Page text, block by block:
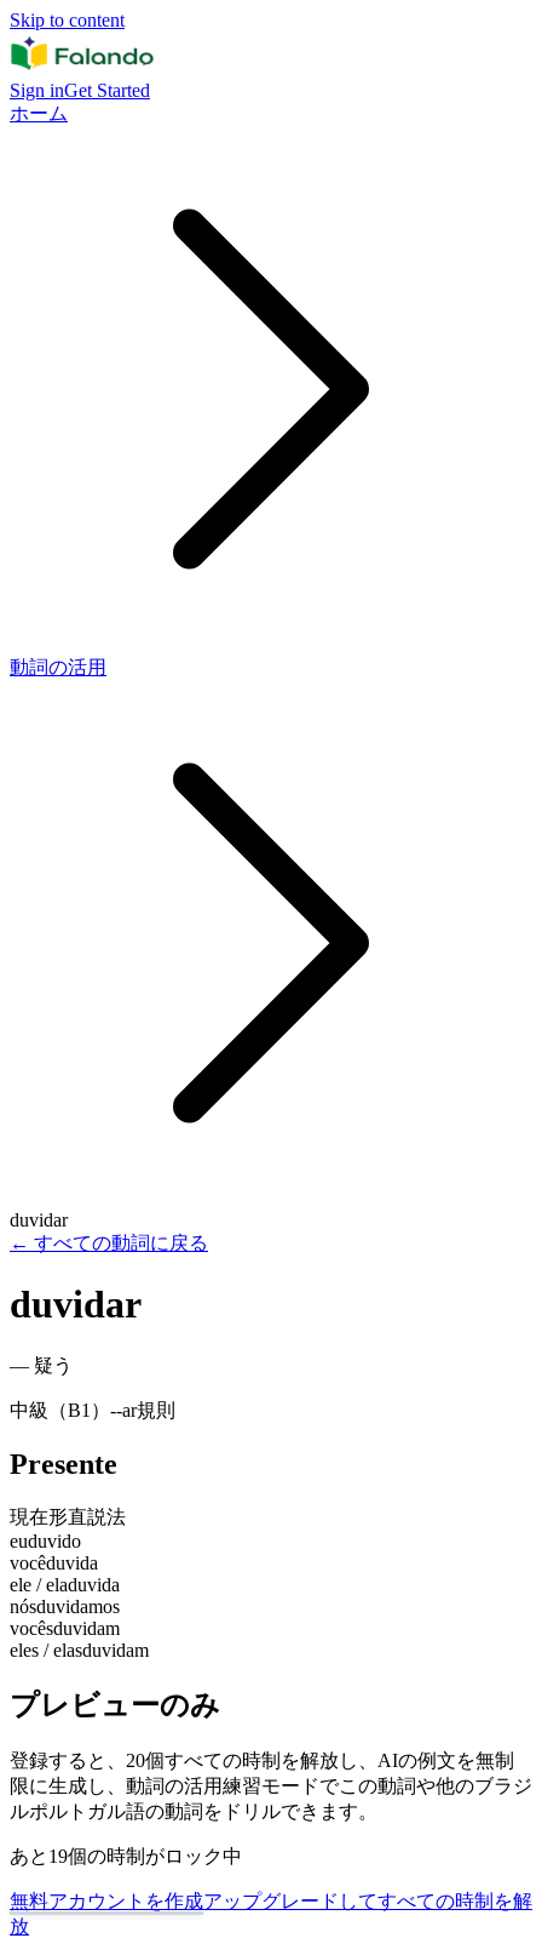
Skip to content
Sign inGet Started
ホーム
動詞の活用
duvidar
← すべての動詞に戻る
duvidar
— 疑う
中級（B1） --ar規則
Presente
現在形直説法
euduvido
vocêduvida
ele / eladuvida
nósduvidamos
vocêsduvidam
eles / elasduvidam
プレビューのみ
登録すると、20個すべての時制を解放し、AIの例文を無制
限に生成し、動詞の活用練習モードでこの動詞や他のブラジ
ルポルトガル語の動詞をドリルできます。
あと19個の時制がロック中
無料アカウントを作成アップグレードしてすべての時制を解
放